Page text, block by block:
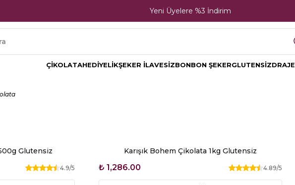
Yeni Üyelere %3 İndirim
ÇİKOLATAHEDİYELİKŞEKER İLAVESİZBONBON ŞEKERGLUTENSİZDRAJE
Glutensiz
4.9/5
Karışık Bohem Çikolata 1kg Glutensiz
₺ 1,286.00 4.89/5